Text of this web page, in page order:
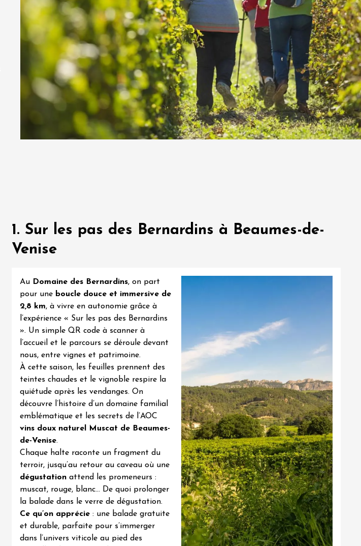
1. Sur les pas des Bernardins à Beaumes-de-
Venise
Au Domaine des Bernardins, on part
pour une boucle douce et immersive de
2,8 km, à vivre en autonomie grâce à
l’expérience « Sur les pas des Bernardins
». Un simple QR code à scanner à
l’accueil et le parcours se déroule devant
nous, entre vignes et patrimoine.
À cette saison, les feuilles prennent des
teintes chaudes et le vignoble respire la
quiétude après les vendanges. On
découvre l’histoire d’un domaine familial
emblématique et les secrets de l’AOC
vins doux naturel Muscat de Beaumes-
de-Venise.
Chaque halte raconte un fragment du
terroir, jusqu’au retour au caveau où une
dégustation attend les promeneurs :
muscat, rouge, blanc… De quoi prolonger
la balade dans le verre de dégustation.
Ce qu’on apprécie: une balade gratuite
et durable, parfaite pour s’immerger
dans l’univers viticole au pied des